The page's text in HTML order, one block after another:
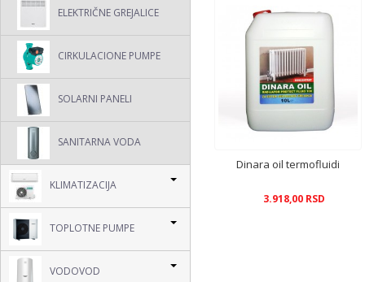
ELEKTRIČNE GREJALICE
CIRKULACIONE PUMPE
SOLARNI PANELI
SANITARNA VODA
KLIMATIZACIJA
TOPLOTNE PUMPE
VODOVOD
Dinara oil termofluidi
3.918,00 RSD